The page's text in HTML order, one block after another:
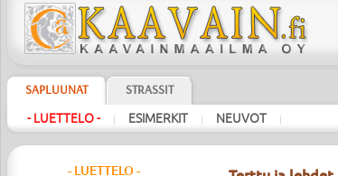
SAPLUUNAT STRASSIT
- LUETTELO - | ESIMERKIT | NEUVOT |
- LUETTELO -